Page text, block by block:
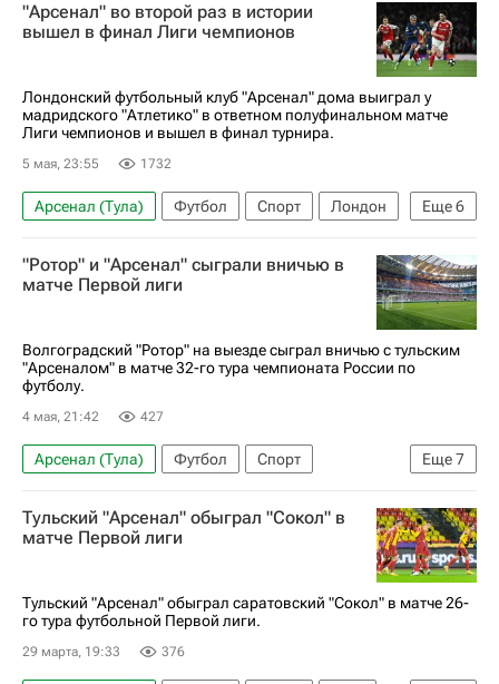
"Арсенал" во второй раз в истории
вышел в финал Лиги чемпионов
Лондонский футбольный клуб "Арсенал" дома выиграл у
мадридского "Атлетико" в ответном полуфинальном матче
Лиги чемпионов и вышел в финал турнира.
5 мая, 23:55 1732
Еще6
Арсенал (Тула) Футбол Спорт
Лондон
Мюнхен
Будапешт
Букайо Сака
Барселона
Атлетико (Мадрид)
"Ротор" и "Арсенал" сыграли вничью в
матче Первой лиги
Волгоградский "Ротор" на выезде сыграл вничью с тульским
"Арсеналом" в матче 32-го тура чемпионата России по
футболу.
4 мая, 21:42 427
Еще7
Арсенал (Тула) Футбол
Спорт
Александр Трошечкин
Игорь Горбунов
Саид Алиев
Ротор Уфа
Первая лига
РПЛ 2026-2027 (Чемпионат России по футболу)
Тульский "Арсенал" обыграл "Сокол" в
матче Первой лиги
Тульский "Арсенал" обыграл саратовский "Сокол" в матче 26-
го тура футбольной Первой лиги.
29 марта, 19:33 376